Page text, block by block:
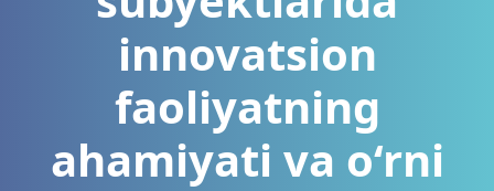
innovatsion
faoliyatning
ahamiyati va o‘rni